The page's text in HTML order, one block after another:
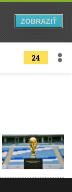
24
ZOBRAZIŤ